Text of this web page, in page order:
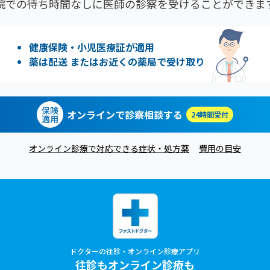
での待ち時間なしに医師の診察を受けることができま
健康保険・小児医療証が適用
薬は配送 またはお近くの薬局で受け取り
保険
適用 オンラインで診察相談する 24時間受付
オンライン診療で対応できる症状・処方薬 費用の目安
ドクターの往診・オンライン診療アプリ
往診もオンライン診療も